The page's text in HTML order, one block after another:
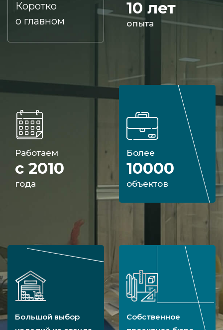
Коротко
о главном
10 лет
опыта
Работаем
с 2010
года
Более
10000
объектов
Большой выбор
Собственное